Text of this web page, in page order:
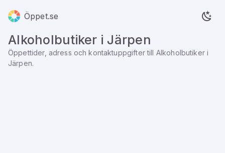
Öppet.se
Alkoholbutiker i Järpen
Öppettider, adress och kontaktuppgifter till Alkoholbutikeri
Järpen.